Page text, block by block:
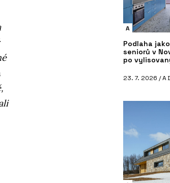
A
Podlaha
seniorů v
po
23. 7. 2026 /